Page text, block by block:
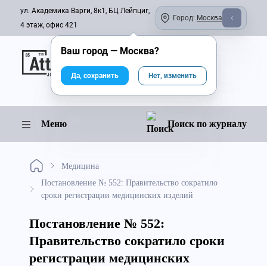
ул. Академика Варги, 8к1, БЦ Лейпциг,
4 этаж, офис 421
Город: Москва
Онлайн-журнал
Меню Поиск по журналу
Медицина
Постановление № 552: Правительство сократило
сроки регистрации медицинских изделий
Постановление № 552:
Правительство сократило сроки
регистрации медицинских
Ваш город — Москва?
Да, сохранить Нет, изменить